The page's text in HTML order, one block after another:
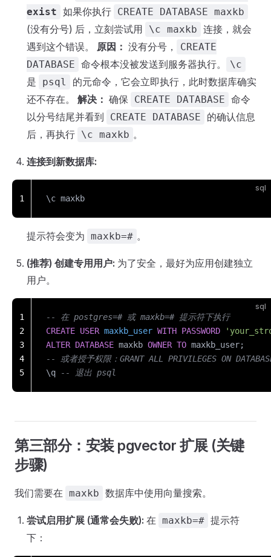
exist 如果你执行 CREATE DATABASE maxkb
(没有分号) 后，立刻尝试用 \c maxkb 连接，就会
遇到这个错误。 原因： 没有分号，
CREATE
DATABASE 命令根本没被发送到服务器执行。 \c
是 psql
的元命令，它会立即执行，此时数据库确实
还不存在。 解决： 确保 CREATE DATABASE 命令
以分号结尾并看到
CREATE DATABASE
的确认信息
后，再执行 \c maxkb 。
连接到新数据库:
sql
\c maxkb
1
提示符会变为 maxkb=# 。
(推荐) 创建专用用户: 为了安全，最好为应用创建独立
用户。
sql
-- 在 postgres=# 或 maxkb=# 提示符下执行
CREATE USER maxkb_user WITH PASSWORD
ALTER DATABASE maxkb OWNER TO maxkb_user;
-- 或者授予权限：GRANT ALL PRIVILEGES ON
\q
-- 退出 psql
1
2
3
4
5
第三部分：安装 pgvector 扩展 (关键
步骤)
我们需要在 maxkb 数据库中使用向量搜索。
尝试启用扩展 (通常会失败): 在 maxkb=# 提示符
下：